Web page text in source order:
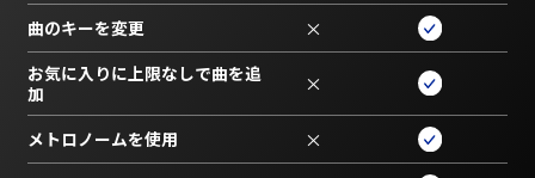
曲のキーを変更 ×
お気に入りに上限なしで曲を追
加
×
メトロノームを使用 ×